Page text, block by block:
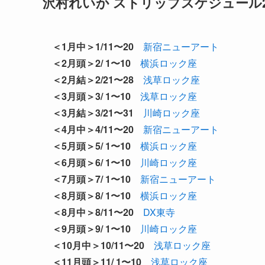
＜1月中＞1/11〜20
新宿ニューアート
＜2月頭＞2/ 1〜10
横浜ロック座
＜2月結＞2/21〜28
浅草ロック座
＜3月頭＞3/ 1〜10
浅草ロック座
＜3月結＞3/21〜31
川崎ロック座
＜4月中＞4/11〜20
新宿ニューアート
＜5月頭＞5/ 1〜10
横浜ロック座
＜6月頭＞6/ 1〜10
川崎ロック座
＜7月頭＞7/ 1〜10
新宿ニューアート
＜8月頭＞8/ 1〜10
横浜ロック座
＜8月中＞8/11〜20
DX東寺
＜9月頭＞9/ 1〜10
川崎ロック座
＜10月中＞10/11〜20
浅草ロック座
＜11月頭＞11/ 1〜10
浅草ロック座